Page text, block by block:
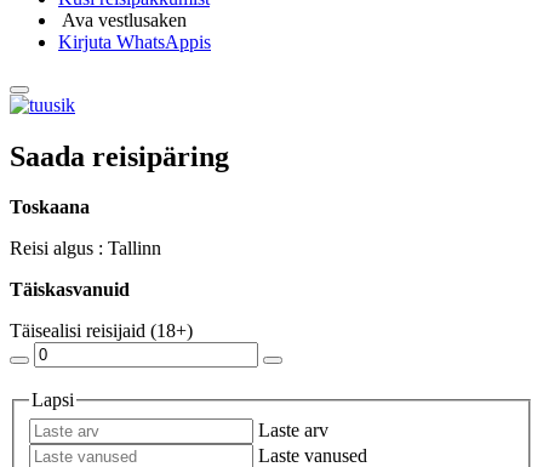
Ava vestlusaken
Kirjuta WhatsAppis
Saada reisipäring
Toskaana
Reisi algus : Tallinn
Täiskasvanuid
Täisealisi reisijaid (18+)
Lapsi
Laste arv
Laste vanused